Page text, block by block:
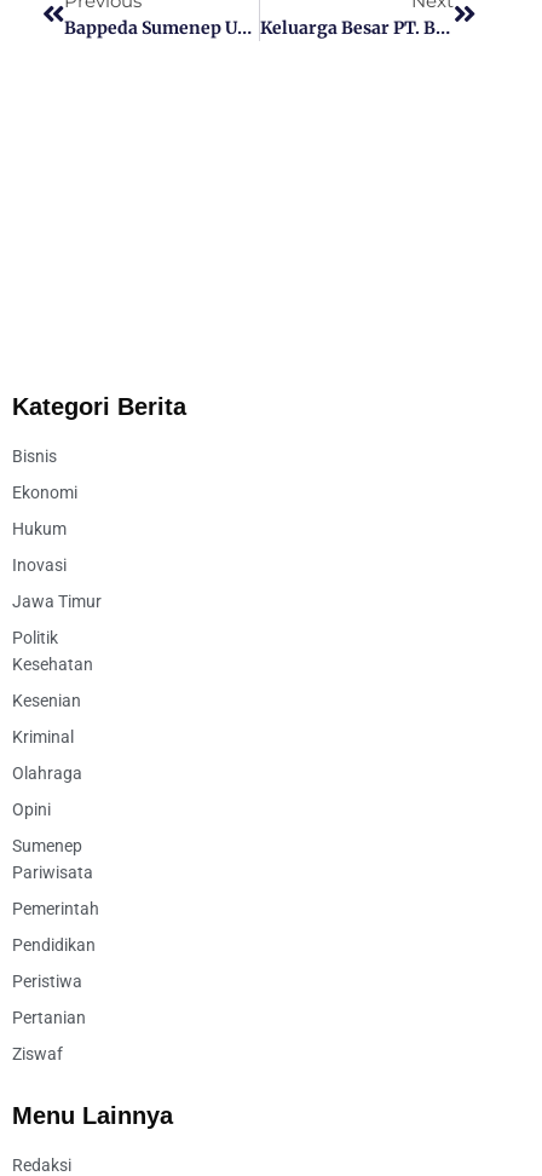
Bappeda Sumenep Ucapkan Selamat Hari Pers Nasional Tahun 2025 Keluarga Besar PT. Bank BPRS Bhakti Sumekar Sumenep Ucapkan Selamat HPN Tahun 2025
Kategori Berita
Bisnis
Ekonomi
Hukum
Inovasi
Jawa Timur
Politik
Kesehatan
Kesenian
Kriminal
Olahraga
Opini
Sumenep
Pariwisata
Pemerintah
Pendidikan
Peristiwa
Pertanian
Ziswaf
Menu Lainnya
Redaksi